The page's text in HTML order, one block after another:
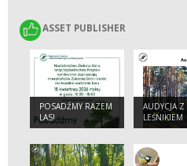
ASSET PUBLISHER
ASSET PUBLISHER
POSADŹMY RAZEM
LAS!
AUDYCJA Z
LEŚNIKIEM